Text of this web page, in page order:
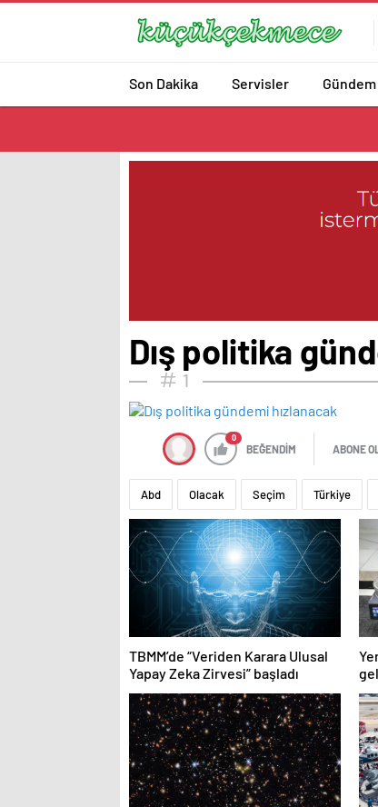
Son Dakika Servisler Gündem
Dış politika
1
0
BEĞENDİM ABONE
Abd Olacak Seçim Türkiye
TBMM’de “Veriden Karara Ulusal
Yapay Zeka Zirvesi” başladı